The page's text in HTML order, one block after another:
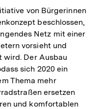
von Bürgerinnen
beschlossen,
Netz mit einer
vorsieht und
Der Ausbau
sich 2020 ein
Thema mehr
ersetzen
und komfortablen